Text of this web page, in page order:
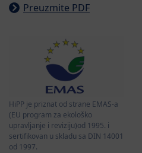
Preuzmite PDF
HiPP je priznat od strane EMAS-a
(EU program za ekološko
upravljanje i reviziju)od 1995. i
sertifikovan u skladu sa DIN 14001
od 1997.